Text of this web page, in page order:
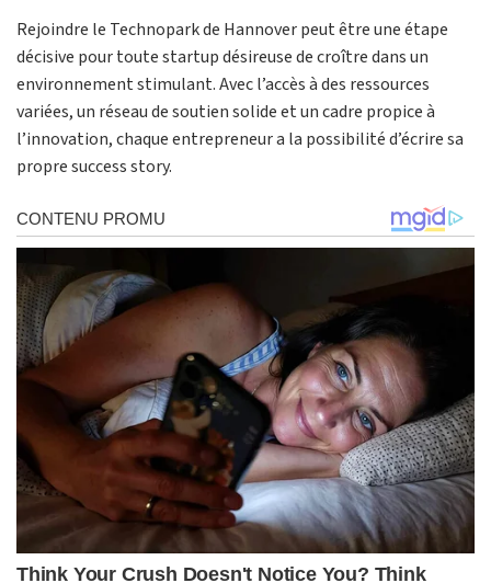
Rejoindre le Technopark de Hannover peut être une étape
décisive pour toute startup désireuse de croître dans un
environnement stimulant. Avec l’accès à des ressources
variées, un réseau de soutien solide et un cadre propice à
l’innovation, chaque entrepreneur a la possibilité d’écrire sa
propre success story.